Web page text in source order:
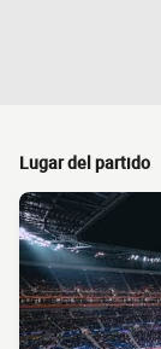
Lugar del partido